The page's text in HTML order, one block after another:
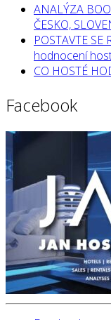
ANALÝZA
ČESKO,
POSTAVTE
hodnocení
CO HOSTÉ
Facebook